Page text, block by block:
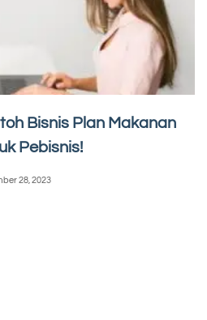
Bisnis Plan Makanan
Pebisnis!
28, 2023